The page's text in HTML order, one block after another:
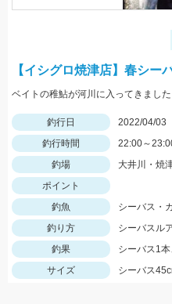
【イシグロ焼津店】春シー
ベイトの稚鮎が河川に入ってきまし
釣行日
2022/04/03
釣行時間
22:00～
釣場
大井川・焼
ポイント
釣魚
シーバス・
釣り方
シーバスル
釣果
シーバス1
サイズ
シーバス